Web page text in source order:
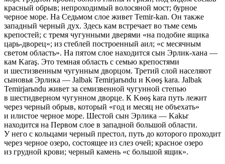
красный обрыв; непроходимый волосяной мост; бурное
черное мо­ре. На Седьмом слое живет Temir-kan. Он также
западный черный дух. Здесь кам встречает во тьме семь
крепостей; с тремя чугунными дверями «на подобие ящика
царь-дворец»; из стеблей построенный аил; «с месяч­ным
светом область». На пятом слое находится сын Эрлик-хана —
кам Karaş. Это темная область с семью крепостями
и шестизвенным чугунным дворцом. Третий слой населяют
сыновья Эрлика — Jalbak Temirjarьndu и Kөөş kara. Jalbak
Temirjarьndu живет за семизвенной чугунной степью
в шестидверном чугунном дворце. К Kөөş kara путь лежит
через черный обрыв, который «год и месяц не объехать»
и илистое черное море. Шестой сын Эрлика — Kakьr
находится на Первом слое в западной большой области.
У него с кольцами черный престол, путь до которого проходит
че­рез черное озеро, состоящее из слез очей; красное озеро
из грудной крови; черный камень «с большой ящик».